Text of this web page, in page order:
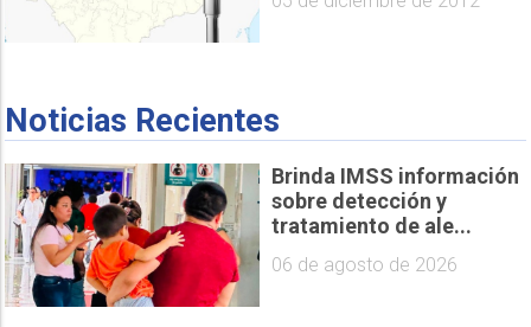
Noticias Recientes
Brinda IMSS información
sobre detección y
tratamiento de ale...
06 de agosto de 2026